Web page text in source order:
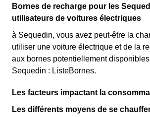
Bornes de recharge pour les
utilisateurs de voitures électriques
à Sequedin, vous avez peut-être la
utiliser une voiture électrique et de la
aux bornes potentiellement
Sequedin : ListeBornes.
Les facteurs impactant la
Les différents moyens de se